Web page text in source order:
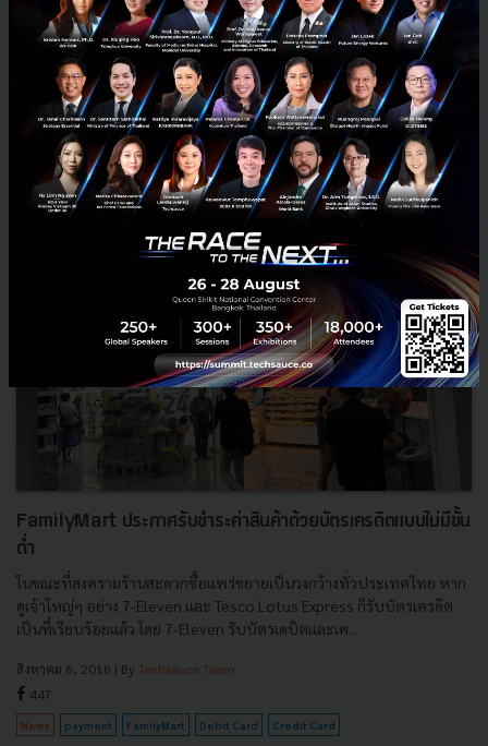
โรชิมา
6 สิงหาคม 1945 ในช่วงสงครามโลกครั้งที่ 2 (World War II) สหรัฐอเมริกา
ทิ้งระเบิดนิวเคลียร์ (ระเบิดปรมาณู) 2 ลูกลงสู่ประเทศญี่ปุ่น ลูกแรกลงที่
เมืองฮิโรชิมา คร่าชีวิตผู้คนไปราว 140,000...
สิงหาคม 7, 2018 | ByTechsauce Team
News VR Japan Hiroshima Virtual Reality
FamilyMart ประกาศรับชำระค่าสินค้าด้วยบัตรเครดิตแบบไม่มีขั้น
ต่ำ
ในขณะที่สงครามร้านสะดวกซื้อแพร่ขยายเป็นวงกว้างทั่วประเทศไทย หาก
ดูเจ้าใหญ่ๆ อย่าง 7-Eleven และ Tesco Lotus Express ก็รับบัตรเครดิต
เป็นที่เรียบร้อยแล้ว โดย 7-Eleven รับบัตรเดบิตและเค...
สิงหาคม 6, 2018 | By Techsauce Team
447
News payment FamilyMart Debit Card Credit Card